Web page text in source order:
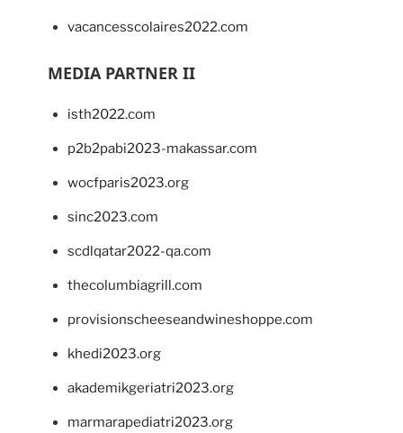
vacancesscolaires2022.com
MEDIA PARTNER II
isth2022.com
p2b2pabi2023-makassar.com
wocfparis2023.org
sinc2023.com
scdlqatar2022-qa.com
thecolumbiagrill.com
provisionscheeseandwineshoppe.com
khedi2023.org
akademikgeriatri2023.org
marmarapediatri2023.org